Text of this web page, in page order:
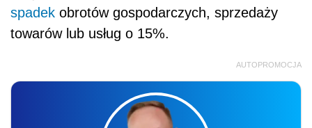
spadek obrotów gospodarczych, sprzedaży
towarów lub usług o 15%.
AUTOPROMOCJA